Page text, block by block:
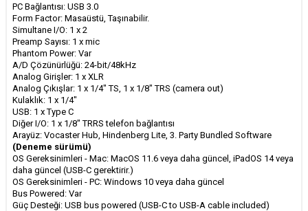
PC Bağlantısı: USB 3.0
Form Factor: Masaüstü, Taşınabilir.
Simultane I/O: 1 x 2
Preamp Sayısı: 1 x mic
Phantom Power: Var
A/D Çözünürlüğü: 24-bit/48kHz
Analog Girişler: 1 x XLR
Analog Çıkışlar: 1 x 1/4" TS, 1 x 1/8" TRS (camera out)
Kulaklık: 1 x 1/4"
USB: 1 x Type C
Diğer I/O: 1 x 1/8" TRRS telefon bağlantısı
Arayüz: Vocaster Hub, Hindenberg Lite, 3. Party Bundled Software
(Deneme sürümü)
OS Gereksinimleri - Mac: MacOS 11.6 veya daha güncel, iPadOS 14 veya
daha güncel (USB-C gerektirir.)
OS Gereksinimleri - PC: Windows 10 veya daha güncel
Bus Powered: Var
Güç Desteği: USB bus powered (USB-C to USB-A cable included)